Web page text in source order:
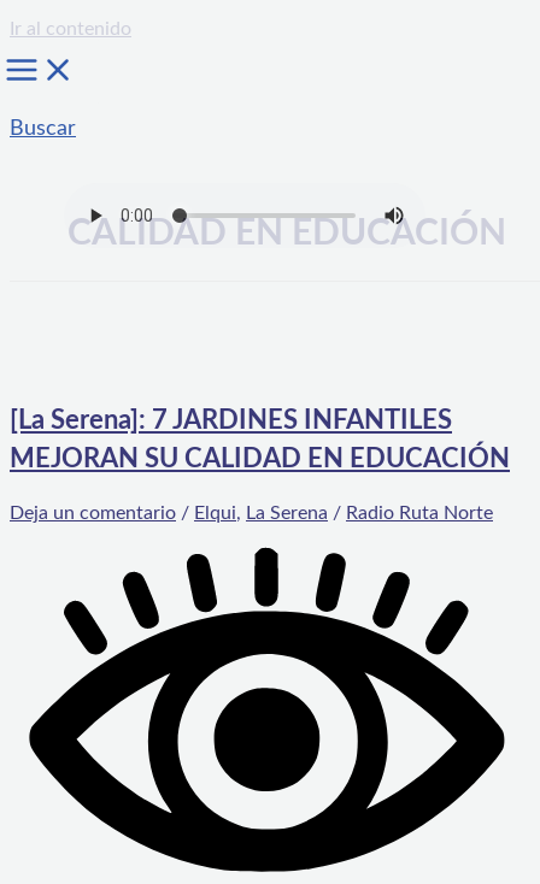
Ir al contenido
Buscar
CALIDAD EN EDUCACIÓN
[La Serena]: 7 JARDINES INFANTILES
MEJORAN SU CALIDAD EN EDUCACIÓN
Deja un comentario / Elqui, La Serena / Radio Ruta Norte